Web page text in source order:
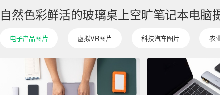
自然色彩鲜活的玻璃桌上空旷笔记本电脑
电子产品图片 虚拟VR图片 科技汽车图片 农